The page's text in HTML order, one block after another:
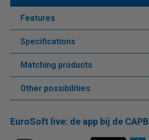
Features
Specifications
Matching products
Other possibilities
EuroSoft live: de app bij de CAPB